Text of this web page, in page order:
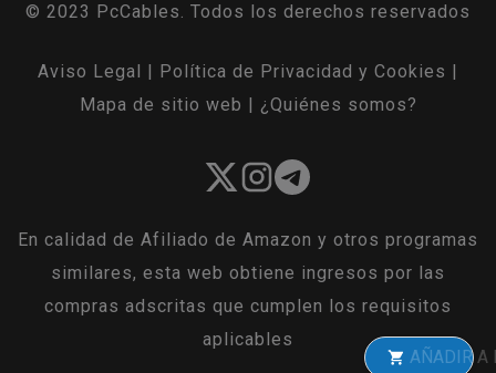
AÑADIR A LA
© 2023 PcCables. Todos los derechos reservados
Aviso Legal Política de Privacidad y Cookies
Mapa de sitio web
¿Quiénes somos?
En calidad de Afiliado de Amazon y otros programas
similares, esta web obtiene ingresos por las
compras adscritas que cumplen los requisitos
aplicables